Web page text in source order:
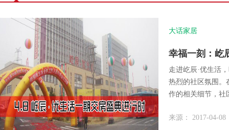
大话家居
幸福一刻：屹
走进屹辰·优生活
热烈的社区氛围。
作的相关细节，社
他们来到交房中心
来源： 2017-04-08